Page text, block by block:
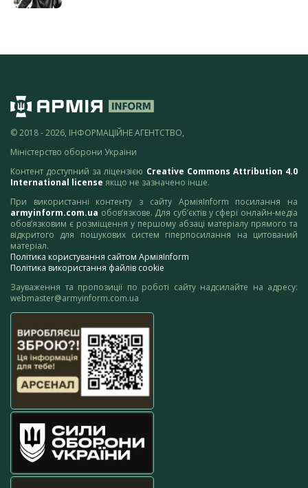
© 2018 - 2026, ІНФОРМАЦІЙНЕ АГЕНТСТВО,
Міністерство оборони України
Контент доступний за ліцензією Creative Commons Attribution 4.0
International license якщо не зазначено інше.
При використанні контенту з сайту АрміяInform посилання на
armyinform.com.ua обов’язкове. Для суб’єктів у сфері онлайн-медіа
обов’язковим є розміщення у першому абзаці матеріалу прямого та
відкритого для пошукових систем гіперпосилання на цитований
матеріал.
Політика користування сайтом АрміяInform
Політика використання файлів cookie
Зауваження та пропозиції по роботі сайту надсилайте на адресу:
webmaster@armyinform.com.ua